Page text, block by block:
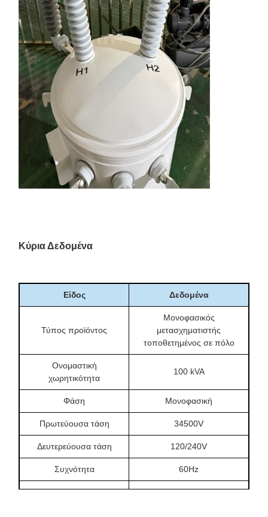
Κύρια Δεδομένα
Είδος Δεδομένα
Τύπος προϊόντος
Μονοφασικός
μετασχηματιστής
τοποθετημένος σε πόλο
Ονομαστική
χωρητικότητα
100 kVA
Φάση Μονοφασική
Πρωτεύουσα τάση 34500V
Δευτερεύουσα τάση 120/240V
Συχνότητα 60Hz
Μέθοδος ψύξης ΟΝΑΝ